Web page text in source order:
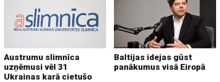
Austrumu slimnīca
uzņēmusi vēl 31
Ukrainas karā cietušo
Baltijas idejas gūst
panākumus visā Eiropā